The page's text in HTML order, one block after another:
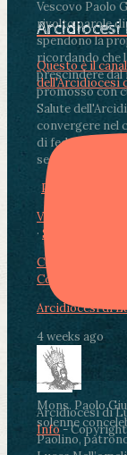
Vescovo Paolo
rivolto parole
spendono la
ricordando che
prescindere
promosso con
Salute
convergere nel
di fedeli,
segnate dalla
Photo
View on Facebook
· Share
Condividi su
Condividi su
Arcidiocesi di
4 weeks ago
Mons. Paolo
solenne
Paolino,
Arcidiocesi
Questo è il
dell'Arcidiocesi
Arcidiocesi di
Info-